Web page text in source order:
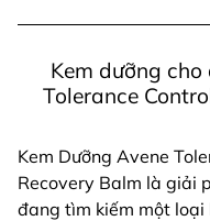
Kem dưỡng
Tolerance
Kem Dưỡng Avene
Recovery Balm là giải
đang tìm kiếm một loại